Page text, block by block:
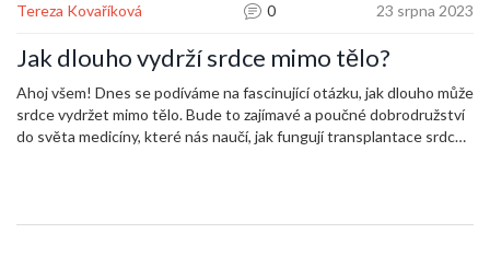
Tereza Kovaříková 0 23 srpna 2023
Jak dlouho vydrží srdce mimo tělo?
Ahoj všem! Dnes se podíváme na fascinující otázku, jak dlouho může
srdce vydržet mimo tělo. Bude to zajímavé a poučné dobrodružství
do světa medicíny, které nás naučí, jak fungují transplantace srdce